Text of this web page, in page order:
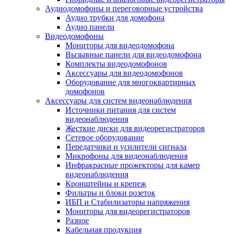
Аудиодомофоны и переговорные устройства
Аудио трубки для домофона
Аудио панели
Видеодомофоны
Мониторы для видеодомофона
Вызывные панели для видеодомофона
Комплекты видеодомофонов
Аксессуары для видеодомофонов
Оборудование для многоквартирных
домофонов
Аксессуары для систем видеонаблюдения
Источники питания для систем
видеонаблюдения
Жесткие диски для видеорегистраторов
Сетевое оборудование
Передатчики и усилители сигнала
Микрофоны для видеонаблюдения
Инфракрасные прожекторы для камер
видеонаблюдения
Кронштейны и крепеж
Фильтры и блоки розеток
ИБП и Стабилизаторы напряжения
Мониторы для видеорегистраторов
Разное
Кабельная продукция